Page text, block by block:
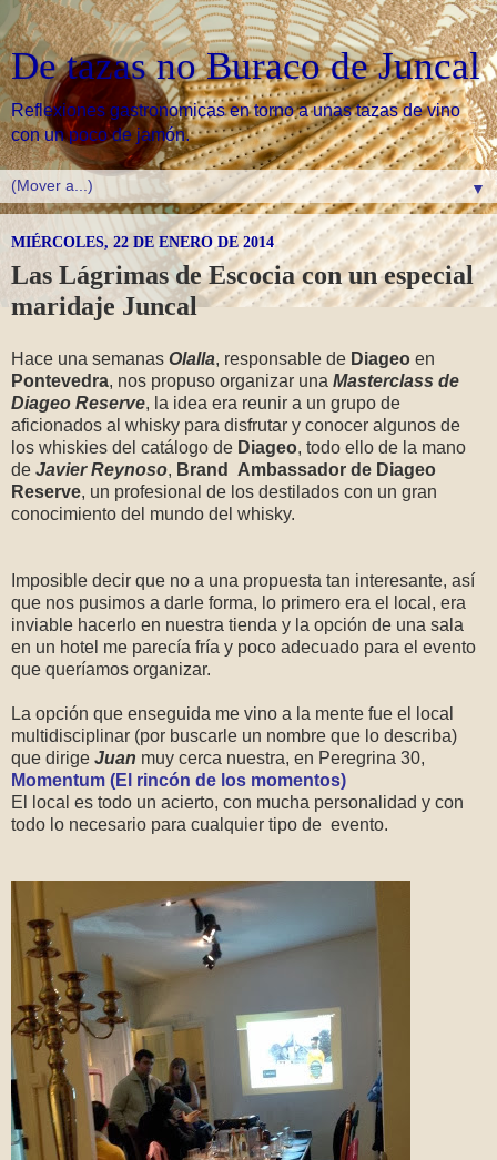
De tazas no Buraco de Juncal
Reflexiones gastronomicas en torno a unas tazas de vino
con un poco de jamón.
▼
MIÉRCOLES, 22 DE ENERO DE 2014
Las Lágrimas de Escocia con un especial
maridaje Juncal
Hace una semanas Olalla, responsable de Diageo en
Pontevedra, nos propuso organizar una Masterclass de
Diageo Reserve, la idea era reunir a un grupo de
aficionados al whisky para disfrutar y conocer algunos de
los whiskies del catálogo de Diageo, todo ello de la mano
de Javier Reynoso, Brand Ambassador de Diageo
Reserve, un profesional de los destilados con un gran
conocimiento del mundo del whisky.
Imposible decir que no a una propuesta tan interesante, así
que nos pusimos a darle forma, lo primero era el local, era
inviable hacerlo en nuestra tienda y la opción de una sala
en un hotel me parecía fría y poco adecuado para el evento
que queríamos organizar.
La opción que enseguida me vino a la mente fue el local
multidisciplinar (por buscarle un nombre que lo describa)
que dirige Juan muy cerca nuestra, en Peregrina 30,
Momentum (El rincón de los momentos)
El local es todo un acierto, con mucha personalidad y con
todo lo necesario para cualquier tipo de evento.